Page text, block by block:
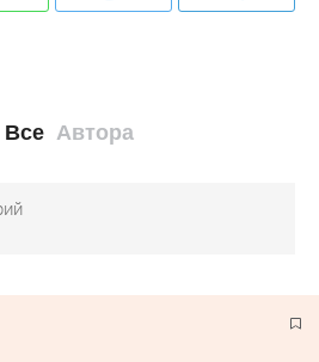
Все Автора